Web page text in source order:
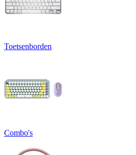
Toetsenborden
Combo's